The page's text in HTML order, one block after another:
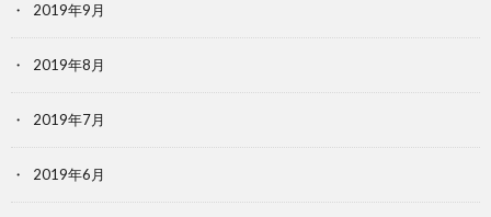
2019年9月
2019年8月
2019年7月
2019年6月